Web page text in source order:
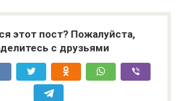
этот пост? Пожалуйста,
с друзьями